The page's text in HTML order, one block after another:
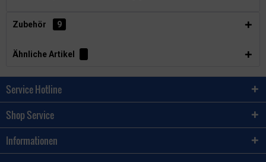
Zubehör 9
Ähnliche Artikel
Service Hotline
Shop Service
Informationen